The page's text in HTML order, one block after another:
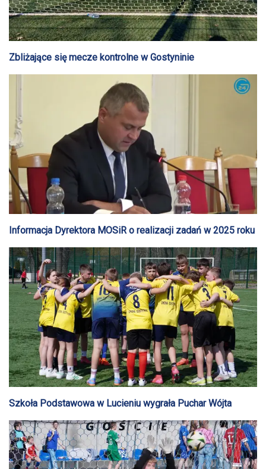
Zbliżające się mecze kontrolne w Gostyninie
Informacja Dyrektora MOSiR o realizacji zadań w 2025 roku
Szkoła Podstawowa w Lucieniu wygrała Puchar Wójta